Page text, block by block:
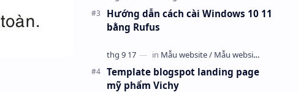
Hướng dẫn cách cài Windows 10 11
bằng Rufus
Template blogspot landing page
mỹ phẩm Vichy